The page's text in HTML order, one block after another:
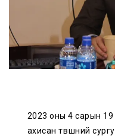
2023 оны 4 сарын
ахисан түвшний